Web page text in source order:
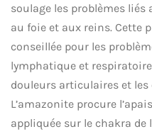
soulage les problèmes
au foie et aux reins. Cette
conseillée pour les
lymphatique et
douleurs articulaires et les
L’amazonite procure
appliquée sur le chakra de